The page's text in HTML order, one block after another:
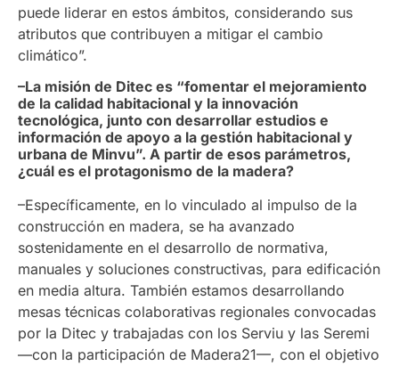
puede liderar en estos ámbitos, considerando sus
atributos que contribuyen a mitigar el cambio
climático”.
–La misión de Ditec es “fomentar el mejoramiento
de la calidad habitacional y la innovación
tecnológica, junto con desarrollar estudios e
información de apoyo a la gestión habitacional y
urbana de Minvu”. A partir de esos parámetros,
¿cuál es el protagonismo de la madera?
–Específicamente, en lo vinculado al impulso de la
construcción en madera, se ha avanzado
sostenidamente en el desarrollo de normativa,
manuales y soluciones constructivas, para edificación
en media altura. También estamos desarrollando
mesas técnicas colaborativas regionales convocadas
por la Ditec y trabajadas con los Serviu y las Seremi
—con la participación de Madera21—, con el objetivo